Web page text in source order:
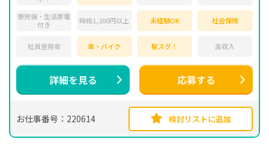
寮完備・生活家電
付き
時給1,200円以上 未経験OK 社会保険
社員登用有 車・バイク 駅スグ！ 高収入
詳細を見る 応募する
お仕事番号：220614 検討リストに追加